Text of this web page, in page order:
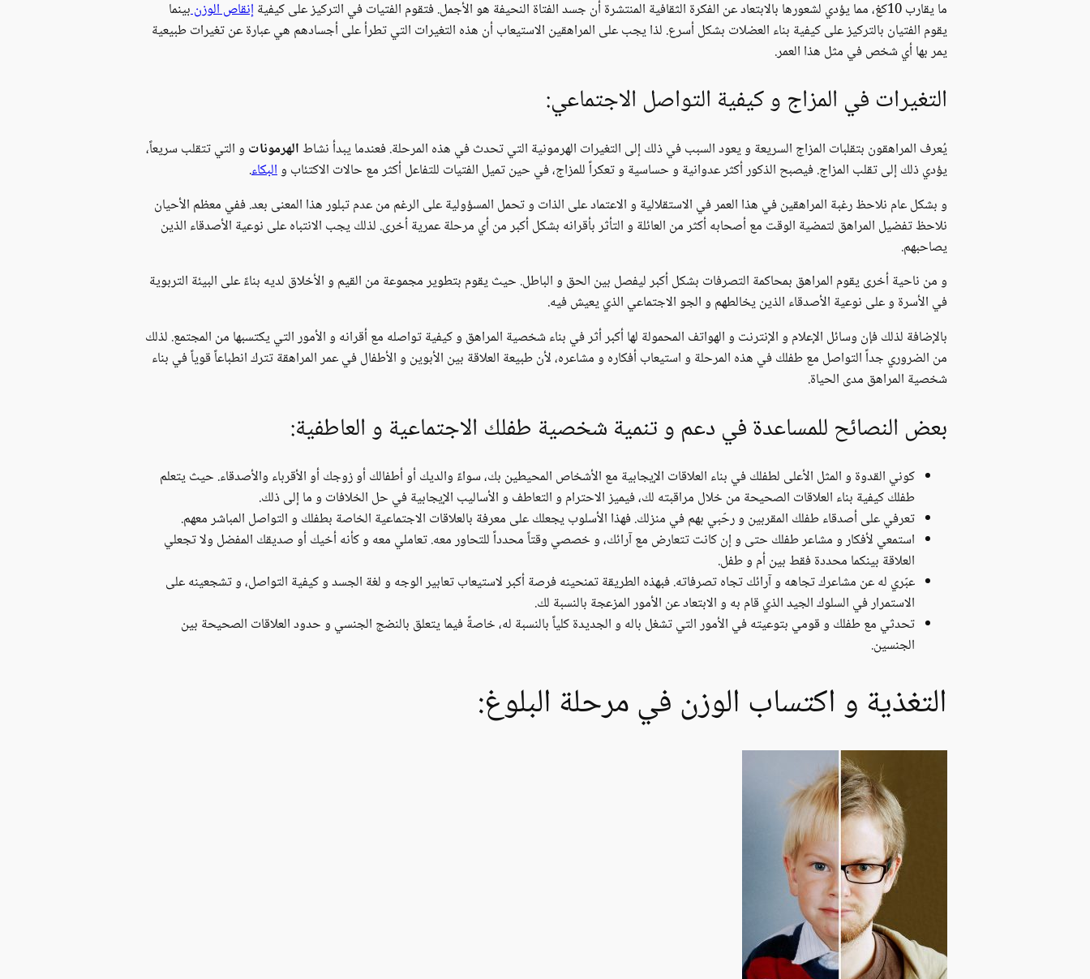
ما يقارب 10كغ، مما يؤدي لشعورها بالابتعاد عن الفكرة الثقافية المنتشرة أن جسد الفتاة النحيفة هو الأجمل. فتقوم الفتيات في التركيز على كيفية
إنقاص الوزنبينما
يقوم الفتيان بالتركيز على كيفية بناء العضلات بشكل أسرع. لذا يجب على المراهقين الاستيعاب أن هذه التغيرات التي تطرأ على أجسادهم هي عبارة عن تغيرات طبيعية
يمر بها أي شخص في مثل هذا العمر.
التغيرات في المزاج و كيفية التواصل الاجتماعي:
يُعرف المراهقون بتقلبات المزاج السريعة و يعود السبب في ذلك إلى التغيرات الهرمونية التي تحدث في هذه المرحلة. فعندما يبدأ نشاطالهرمونات و التي تتقلب سريعاً،
يؤدي ذلك إلى تقلب المزاج. فيصبح الذكور أكثر عدوانية و حساسية و تعكراً للمزاج، في حين تميل الفتيات للتفاعل أكثر مع حالات الاكتئاب والبكاء.
و بشكل عام نلاحظ رغبة المراهقين في هذا العمر في الاستقلالية و الاعتماد على الذات و تحمل المسؤولية على الرغم من عدم تبلور هذا المعنى بعد. ففي معظم الأحيان
نلاحظ تفضيل المراهق لتمضية الوقت مع أصحابه أكثر من العائلة و التأثر بأقرانه بشكل أكبر من أي مرحلة عمرية أخرى. لذلك يجب الانتباه على نوعية الأصدقاء الذين
يصاحبهم.
و من ناحية أخرى يقوم المراهق بمحاكمة التصرفات بشكل أكبر ليفصل بين الحق و الباطل. حيث يقوم بتطوير مجموعة من القيم و الأخلاق لديه بناءً على البيئة التربوية
في الأسرة و على نوعية الأصدقاء الذين يخالطهم و الجو الاجتماعي الذي يعيش فيه.
بالإضافة لذلك فإن وسائل الإعلام و الإنترنت و الهواتف المحمولة لها أكبر أثر في بناء شخصية المراهق و كيفية تواصله مع أقرانه و الأمور التي يكتسبها من المجتمع. لذلك
من الضروري جداً التواصل مع طفلك في هذه المرحلة و استيعاب أفكاره و مشاعره، لأن طبيعة العلاقة بين الأبوين و الأطفال في عمر المراهقة تترك انطباعاً قوياً في بناء
شخصية المراهق مدى الحياة.
بعض النصائح للمساعدة في دعم و تنمية شخصية طفلك الاجتماعية و العاطفية:
كوني القدوة و المثل الأعلى لطفلك في بناء العلاقات الإيجابية مع الأشخاص المحيطين بك، سواءً والديك أو أطفالك أو زوجك أو الأقرباء والأصدقاء. حيث يتعلم
طفلك كيفية بناء العلاقات الصحيحة من خلال مراقبته لك، فيميز الاحترام و التعاطف و الأساليب الإيجابية في حل الخلافات و ما إلى ذلك.
تعرفي على أصدقاء طفلك المقربين و رحّبي بهم في منزلك. فهذا الأسلوب يجعلك على معرفة بالعلاقات الاجتماعية الخاصة بطفلك و التواصل المباشر معهم.
استمعي لأفكار و مشاعر طفلك حتى و إن كانت تتعارض مع آرائك، و خصصي وقتاً محدداً للتحاور معه. تعاملي معه و كأنه أخيك أو صديقك المفضل ولا تجعلي
العلاقة بينكما محددة فقط بين أم و طفل.
عبّري له عن مشاعرك تجاهه و آرائك تجاه تصرفاته. فبهذه الطريقة تمنحينه فرصة أكبر لاستيعاب تعابير الوجه و لغة الجسد و كيفية التواصل، و تشجعينه على
الاستمرار في السلوك الجيد الذي قام به و الابتعاد عن الأمور المزعجة بالنسبة لك.
تحدثي مع طفلك و قومي بتوعيته في الأمور التي تشغل باله و الجديدة كلياً بالنسبة له، خاصةً فيما يتعلق بالنضج الجنسي و حدود العلاقات الصحيحة بين
الجنسين.
التغذية و اكتساب الوزن في مرحلة البلوغ: